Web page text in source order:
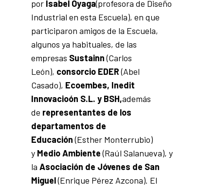
por Isabel Oyaga(profesora de Diseño
Industrial en esta Escuela), en que
participaron amigos de la Escuela,
algunos ya habituales, de las
empresas Sustainn(Carlos
León), consorcio EDER(Abel
Casado), Ecoembes, Inedit
Innovacioón S.L. y BSH,además
de representantes de los
departamentos de
Educación(Esther Monterrubio)
y Medio Ambiente(Raúl Salanueva), y
laAsociación de Jóvenes de San
Miguel(Enrique Pérez Azcona). El